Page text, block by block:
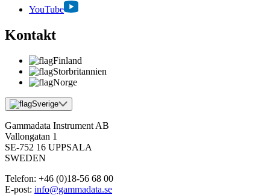
YouTube
Kontakt
Finland
Storbritannien
Norge
Sverige
Gammadata Instrument AB
Vallongatan 1
SE-752 16 UPPSALA
SWEDEN
Telefon: +46 (0)18-56 68 00
E-post: info@gammadata.se